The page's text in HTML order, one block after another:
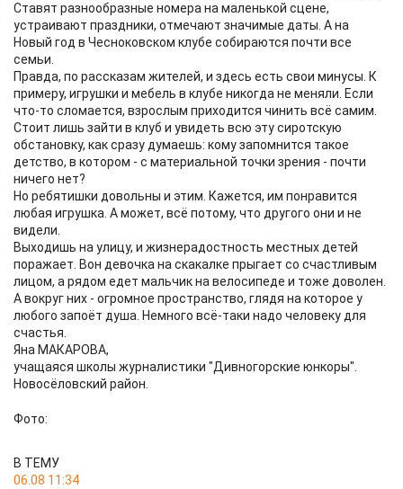
Ставят разнообразные номера на маленькой сцене,
устраивают праздники, отмечают значимые даты. А на
Новый год в Чесноковском клубе собираются почти все
семьи.
Правда, по рассказам жителей, и здесь есть свои минусы. К
примеру, игрушки и мебель в клубе никогда не меняли. Если
что-то сломается, взрослым приходится чинить всё самим.
Стоит лишь зайти в клуб и увидеть всю эту сиротскую
обстановку, как сразу думаешь: кому запомнится такое
детство, в котором - с материальной точки зрения - почти
ничего нет?
Но ребятишки довольны и этим. Кажется, им понравится
любая игрушка. А может, всё потому, что другого они и не
видели.
Выходишь на улицу, и жизнерадостность местных детей
поражает. Вон девочка на скакалке прыгает со счастливым
лицом, а рядом едет мальчик на велосипеде и тоже доволен.
А вокруг них - огромное пространство, глядя на которое у
любого запоёт душа. Немного всё-таки надо человеку для
счастья.
Яна МАКАРОВА,
учащаяся школы журналистики "Дивногорские юнкоры".
Новосёловский район.
Фото:
В ТЕМУ
06.08 11:34